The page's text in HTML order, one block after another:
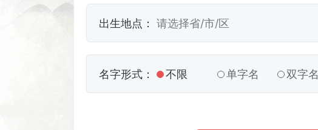
出生地点：
名字形式： 不限 单字名 双字名